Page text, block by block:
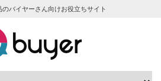
バイヤーさん向けお役立ちサイト